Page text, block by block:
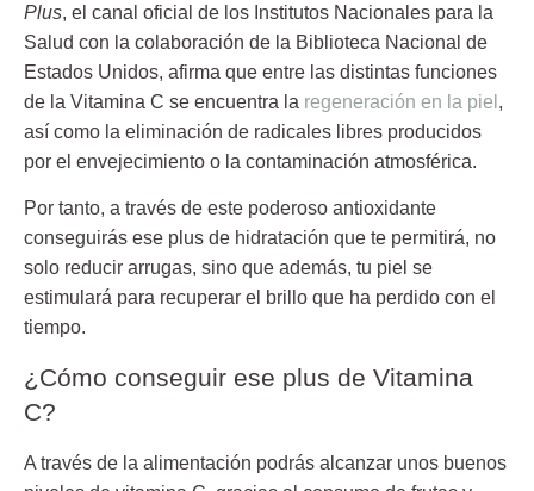
Plus, el canal oficial de los Institutos Nacionales para la
Salud con la colaboración de la Biblioteca Nacional de
Estados Unidos, afirma que entre las distintas funciones
de la Vitamina C se encuentra la regeneración en la piel ,
así como la eliminación de radicales libres producidos
por el envejecimiento o la contaminación atmosférica.
Por tanto, a través de este poderoso antioxidante
conseguirás ese plus de hidratación que te permitirá, no
solo reducir arrugas, sino que además, tu piel se
estimulará para recuperar el brillo que ha perdido con el
tiempo.
¿Cómo conseguir ese plus de Vitamina
C?
A través de la alimentación podrás alcanzar unos buenos